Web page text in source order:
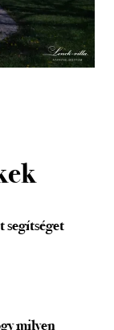
segítséget
milyen